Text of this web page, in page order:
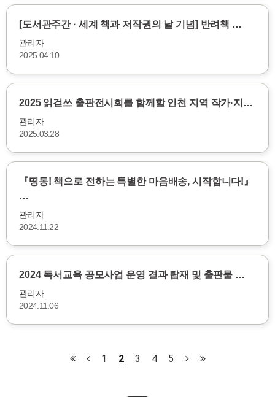
[도서관주간 · 세계 책과 저작권의 날 기념] 반려책 …
관리자
2025.04.10
2025 읽걷쓰 출판전시회를 함께할 인천 지역 작가·지…
관리자
2025.03.28
『띵동! 책으로 전하는 특별한 마음배송, 시작합니다!』
…
관리자
2024.11.22
2024 독서교육 공모사업 운영 결과 탑재 및 출판물 …
관리자
2024.11.06
1 2 3 4 5